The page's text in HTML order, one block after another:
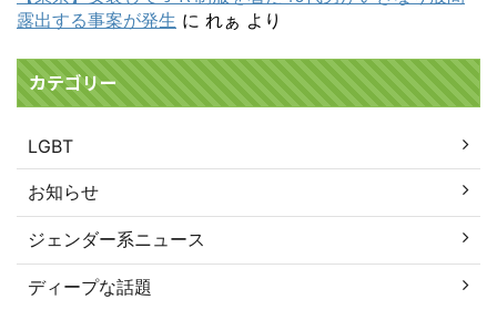
露出する事案が発生 に れぁ より
カテゴリー
LGBT
お知らせ
ジェンダー系ニュース
ディープな話題